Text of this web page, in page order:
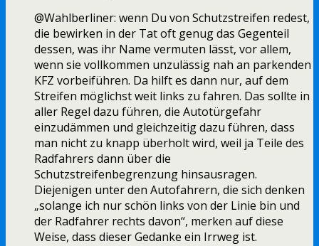
@Wahlberliner: wenn Du von Schutzstreifen redest,
die bewirken in der Tat oft genug das Gegenteil
dessen, was ihr Name vermuten lässt, vor allem,
wenn sie vollkommen unzulässig nah an parkenden
KFZ vorbeiführen. Da hilft es dann nur, auf dem
Streifen möglichst weit links zu fahren. Das sollte in
aller Regel dazu führen, die Autotürgefahr
einzudämmen und gleichzeitig dazu führen, dass
man nicht zu knapp überholt wird, weil ja Teile des
Radfahrers dann über die
Schutzstreifenbegrenzung hinsausragen.
Diejenigen unter den Autofahrern, die sich denken
„solange ich nur schön links von der Linie bin und
der Radfahrer rechts davon“, merken auf diese
Weise, dass dieser Gedanke ein Irrweg ist.